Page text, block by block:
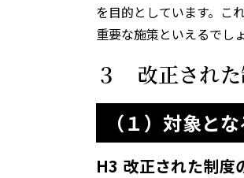
を目的としています。こ
重要な施策といえるでしょ
３ 改正された
（１）対象と
H3 改正された制度